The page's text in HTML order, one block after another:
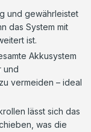
und gewährleistet
das System mit
ist.
Akkusystem
und
vermeiden – ideal
lässt sich das
was die